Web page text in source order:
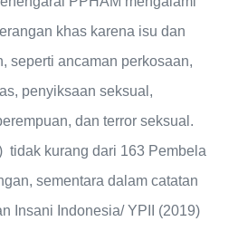
khas karena isu dan
seperti ancaman perkosaan,
penyiksaan seksual,
dan terror seksual.
tidak kurang dari 163 Pembela
sementara dalam catatan
Insani Indonesia/ YPII (2019)